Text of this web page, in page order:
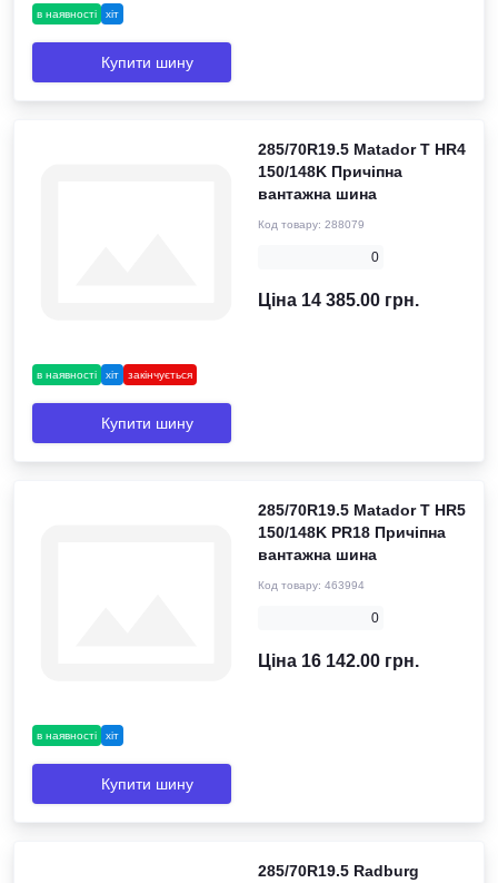
в наявності хіт
Купити шину
в наявності хіт закінчується
285/70R19.5 Matador T HR4
150/148K Причіпна
вантажна шина
Код товару: 288079
0
Ціна 14 385.00 грн.
Купити шину
в наявності хіт
285/70R19.5 Matador T HR5
150/148K PR18 Причіпна
вантажна шина
Код товару: 463994
0
Ціна 16 142.00 грн.
Купити шину
285/70R19.5 Radburg